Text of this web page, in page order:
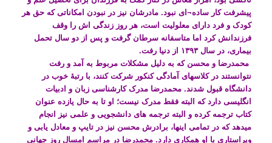
پیشرفت کار ساده¬ای نبود. مادرشان نیز در نبودن امکاناتی که حق هر
کودک و فرد دارای معلولیت است، هر روز زندگی اش را وقف
فرزندانش کرد اما متاسفانه سرطان گرفت و پس از دو سال تحمل
بیماری، در سال ۱۳۹۳ از دنیا رفت.
محمدرضا و محسن که به دلیل مشکلات مربوط به آمد و رفت
نتوانستند در کلاسهای آمادگی کنکور شرکت کنند، با رتبۀ خوب در
دانشگاه قبول شدند. محمدرضا مدرک کارشناسی زبان و ادبیات
انگلیسی دارد که البته فقط مدرک نیست؛ او تا به حال یازده عنوان
کتاب ترجمه کرده و البته ترجمه های دانشجویی و علمی نیز انجام
میدهد که در تمامی اینها، برادرش محسن نیز در تایپ و معادل یابی و
ویراستاری با او همکاری دارد. محمدرضا در مراسم امسال روز جهانی